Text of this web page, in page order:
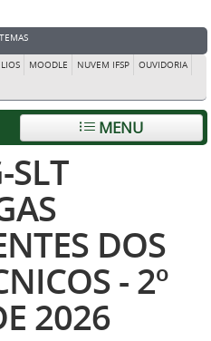
MOODLE NUVEM IFSP
OUVIDORIA
MENU
SLT
DOS
- 2º
2026